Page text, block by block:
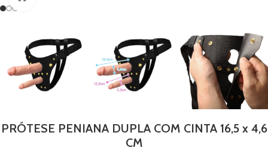
PRÓTESE PENIANA DUPLA COM CINTA 16,5 x 4,6
CM